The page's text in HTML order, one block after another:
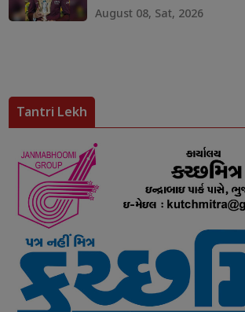
August 08, Sat, 2026
Tantri Lekh